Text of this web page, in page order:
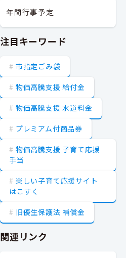
年間行事予定
注目キーワード
市指定ごみ袋
物価高騰支援 給付金
物価高騰支援 水道料金
プレミアム付商品券
物価高騰支援 子育て応援
手当
楽しい子育て応援サイト
はこすく
旧優生保護法 補償金
関連リンク